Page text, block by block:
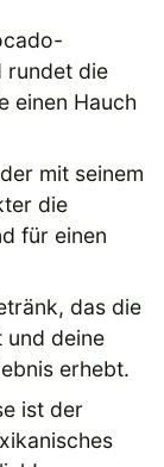
rundet die
einen Hauch
mit seinem
die
für einen
das die
und deine
erhebt.
ist der